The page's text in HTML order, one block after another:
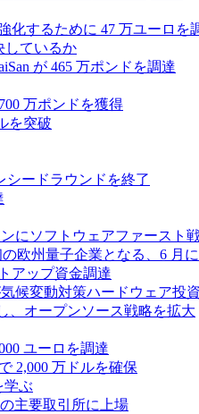
化するために 47 万ユーロを
しているか
が 465 万ポンドを調達
万ポンドを獲得
を突破
シードラウンドを終了
にソフトウェアファースト
欧州量子企業となる、6 月
アップ資金調達
候変動対策ハードウェア投
、オープンソース戦略を拡大
ユーロを調達
2,000 万ドルを確保
学ぶ
主要取引所に上場